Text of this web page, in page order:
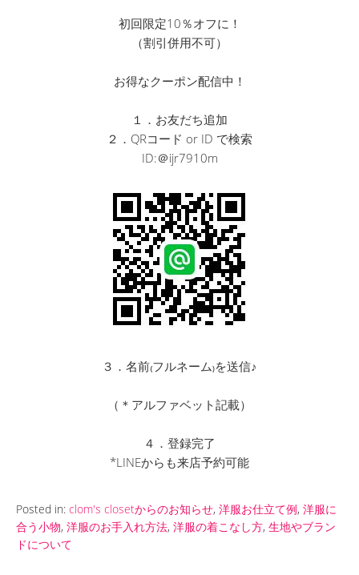
初回限定10％オフに！
（割引併用不可）
お得なクーポン配信中！
１．お友だち追加
２．QRコード or ID で検索
ID:＠ijr7910m
３．名前₍フルネーム₎を送信♪
（＊アルファベット記載）
４．登録完了
*LINEからも来店予約可能
Posted in: clom's closetからのお知らせ, 洋服お仕立て例, 洋服に
合う小物, 洋服のお手入れ方法, 洋服の着こなし方, 生地やブラン
ドについて